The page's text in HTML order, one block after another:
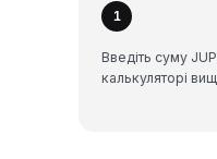
1
Введіть суму
калькуляторі